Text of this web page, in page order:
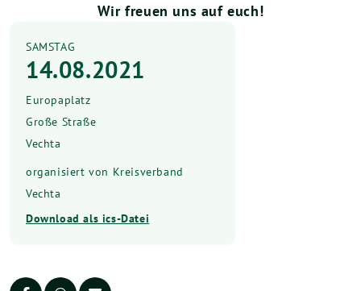
Wir freuen uns auf euch!
SAMSTAG
14.08.2021
Europaplatz
Große Straße
Vechta
organisiert von Kreisverband
Vechta
Download als ics-Datei